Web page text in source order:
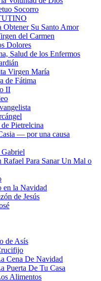
Socorro
Obtener Su Santo Amor
del Carmen
Dolores
Salud de los Enfermos
Virgen María
de Fátima
II
Pietrelcina
— por una causa
Para Sanar Un Mal o
en la Navidad
de Jesús
de Asís
Cena De Navidad
Puerta De Tu Casa
Alimentos